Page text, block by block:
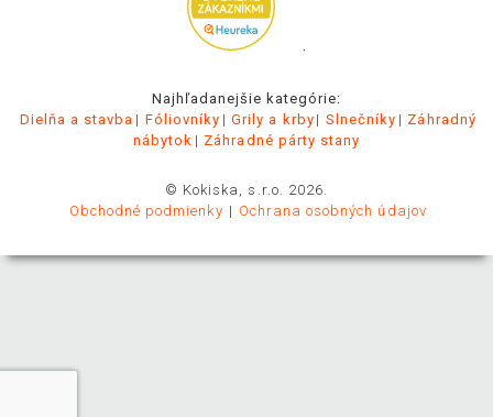
.
Najhľadanejšie kategórie:
Dielňa a stavba
Fóliovníky Grily a krby Slnečníky
Záhradný
nábytok
Záhradné párty stany
© Kokiska, s.r.o. 2026.
Obchodné podmienky
Ochrana osobných údajov